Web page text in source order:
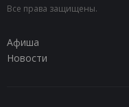
Все права защищены.
Афиша
Новости